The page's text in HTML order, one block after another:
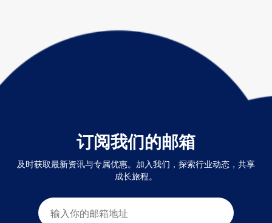
订阅我们的邮箱
及时获取最新资讯与专属优惠。加入我们，探索行业动态，共享
成长旅程。